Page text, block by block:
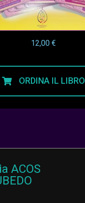
12,00 €
ORDINA IL LIBRO
ACOS